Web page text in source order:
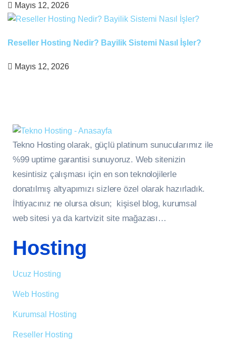
Mayıs 12, 2026
Reseller Hosting Nedir? Bayilik Sistemi Nasıl İşler?
Mayıs 12, 2026
Tekno Hosting olarak, güçlü platinum sunucularımız ile
%99 uptime garantisi sunuyoruz. Web sitenizin
kesintisiz çalışması için en son teknolojilerle
donatılmış altyapımızı sizlere özel olarak hazırladık.
İhtiyacınız ne olursa olsun; kişisel blog, kurumsal
web sitesi ya da kartvizit site mağazası…
Hosting
Ucuz Hosting
Web Hosting
Kurumsal Hosting
Reseller Hosting